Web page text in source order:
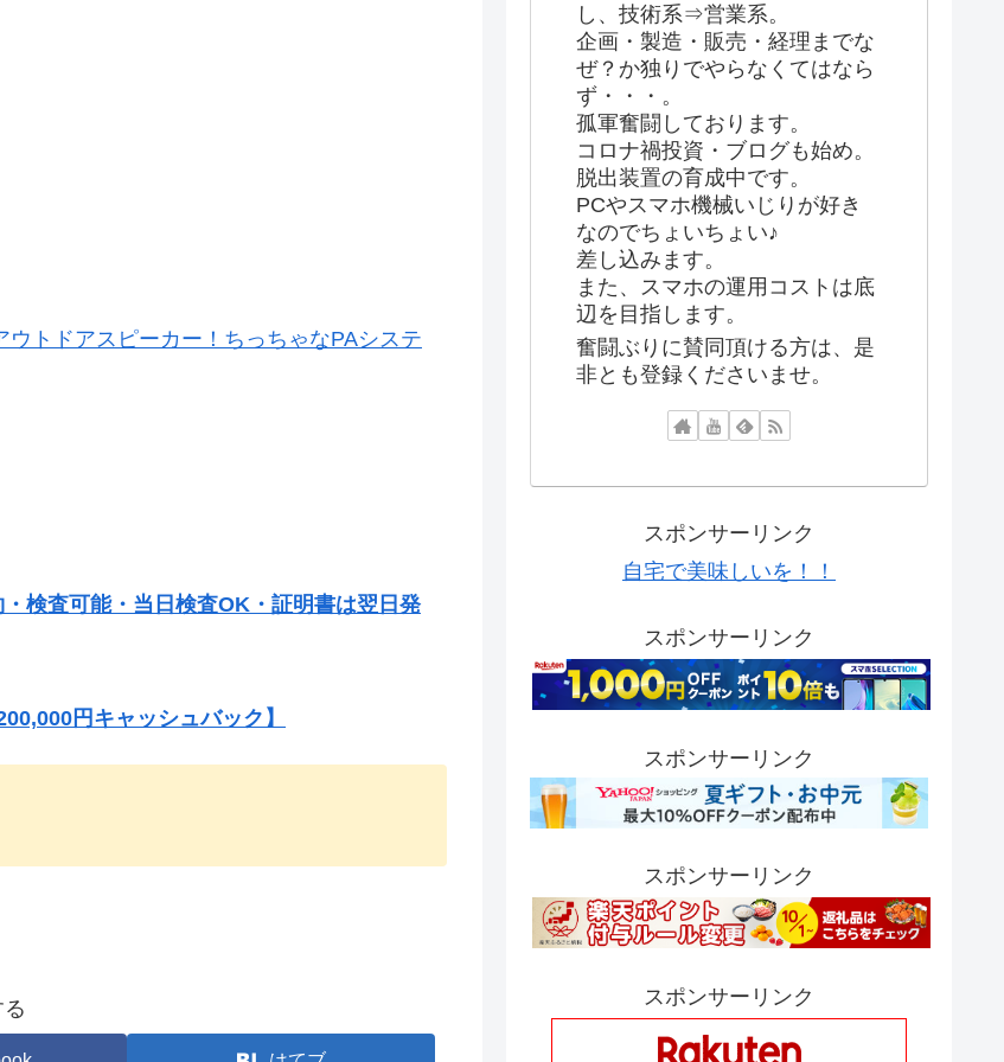
トドアスピーカー！ちっちゃなPAシステ
検査可能・当日検査OK・証明書は翌日発
円キャッシュバック】
し、技術系⇒営業系。
企画・製造・販売・経理までな
ぜ？か独りでやらなくてはなら
ず・・・。
孤軍奮闘しております。
コロナ禍投資・ブログも始め。
脱出装置の育成中です。
PCやスマホ機械いじりが好き
なのでちょいちょい♪
差し込みます。
また、スマホの運用コストは底
辺を目指します。
奮闘ぶりに賛同頂ける方は、是
非とも登録くださいませ。
スポンサーリンク
自宅で美味しいを！！
スポンサーリンク
スポンサーリンク
スポンサーリンク
スポンサーリンク